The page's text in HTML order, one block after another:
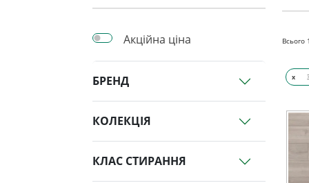
Акційна ціна
БРЕНД
КОЛЕКЦІЯ
КЛАС СТИРАННЯ
Всього
x